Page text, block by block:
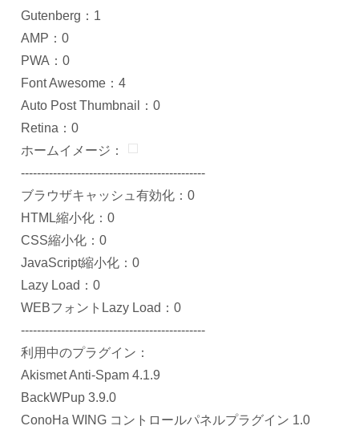
Gutenberg：1
AMP：0
PWA：0
Font Awesome：4
Auto Post Thumbnail：0
Retina：0
ホームイメージ：
----------------------------------------------
ブラウザキャッシュ有効化：0
HTML縮小化：0
CSS縮小化：0
JavaScript縮小化：0
Lazy Load：0
WEBフォントLazy Load：0
----------------------------------------------
利用中のプラグイン：
Akismet Anti-Spam 4.1.9
BackWPup 3.9.0
ConoHa WING コントロールパネルプラグイン 1.0